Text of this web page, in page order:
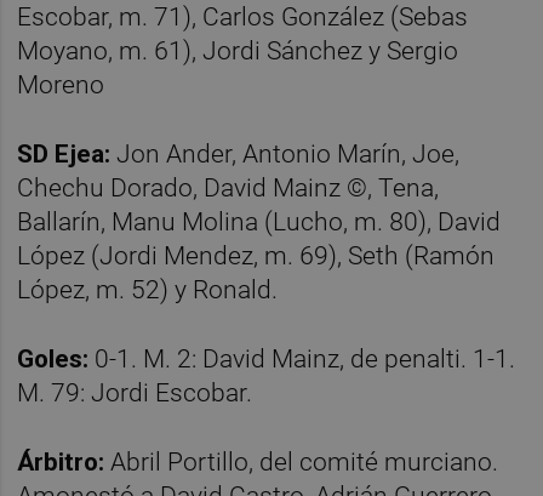
Escobar, m. 71), Carlos González (Sebas
Moyano, m. 61), Jordi Sánchez y Sergio
Moreno
SD Ejea:Jon Ander, Antonio Marín, Joe,
Chechu Dorado, David Mainz ©, Tena,
Ballarín, Manu Molina (Lucho, m. 80), David
López (Jordi Mendez, m. 69), Seth (Ramón
López, m. 52) y Ronald.
Goles: 0-1. M. 2: David Mainz, de penalti. 1-1.
M. 79: Jordi Escobar.
Árbitro: Abril Portillo, del comité murciano.